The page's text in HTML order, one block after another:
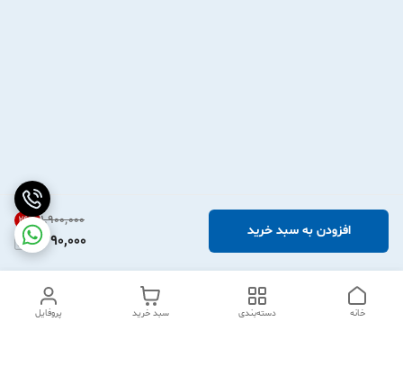
۱٬۹۰۰٬۰۰۰ 26%
1,390,000
افزودن به سبد خرید
پروفایل سبد خرید دسته‌بندی خانه